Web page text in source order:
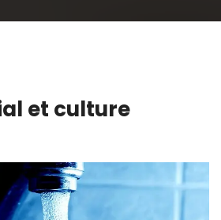
et culture